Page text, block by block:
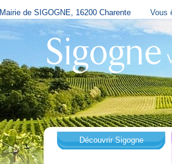
Mairie de SIGOGNE, 16200 Charente Vous
Découvrir Sigogne